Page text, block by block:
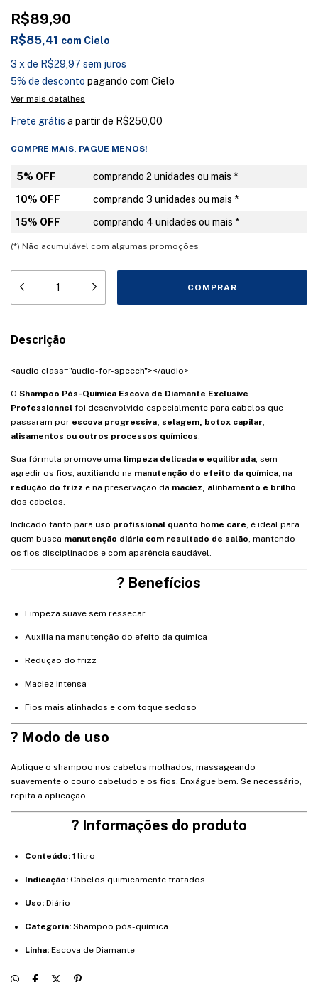
R$89,90
R$85,41 com Cielo
3 x de R$29,97 sem juros
5% de desconto pagando com Cielo
Ver mais detalhes
Frete grátis a partir de R$250,00
COMPRE MAIS, PAGUE MENOS!
5% OFF
comprando 2 unidades ou mais *
10% OFF
comprando 3 unidades ou mais *
15% OFF
comprando 4 unidades ou mais *
(*) Não acumulável com algumas promoções
Descrição
<audio class="audio-for-speech"></audio>
O Shampoo Pós-Química Escova de Diamante Exclusive
Professionnel foi desenvolvido especialmente para cabelos que
passaram por escova progressiva, selagem, botox capilar,
alisamentos ou outros processos químicos
Sua fórmula promove uma limpeza delicada e equilibrada , sem
agredir os fios, auxiliando na manutenção do efeito da química , na
redução do frizz e na preservação da maciez, alinhamento e brilho
dos cabelos.
Indicado tanto para uso profissional quanto home care , é ideal para
quem busca manutenção diária com resultado de salão , mantendo
os fios disciplinados e com aparência saudável.
? Benefícios
Limpeza suave sem ressecar
Auxilia na manutenção do efeito da química
Redução do frizz
Maciez intensa
Fios mais alinhados e com toque sedoso
? Modo de uso
Aplique o shampoo nos cabelos molhados, massageando
suavemente o couro cabeludo e os fios. Enxágue bem. Se necessário,
repita a aplicação.
? Informações do produto
Conteúdo: 1 litro
Indicação: Cabelos quimicamente tratados
Uso: Diário
Categoria: Shampoo pós-química
Linha: Escova de Diamante